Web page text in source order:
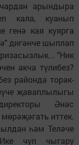
арындыра
кала, куанып
генә кая куярга
дигәнче шыплап
"Ник
акча түлибез?
районда торак-
җаваплылыгы
Әнәс
иттек.
һәм Теләче
чүп чыгару